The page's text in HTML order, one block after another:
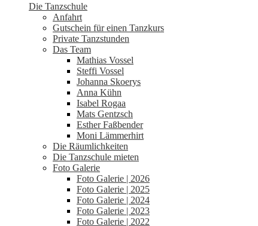
Die Tanzschule
Anfahrt
Gutschein für einen Tanzkurs
Private Tanzstunden
Das Team
Mathias Vossel
Steffi Vossel
Johanna Skoerys
Anna Kühn
Isabel Rogaa
Mats Gentzsch
Esther Faßbender
Moni Lämmerhirt
Die Räumlichkeiten
Die Tanzschule mieten
Foto Galerie
Foto Galerie | 2026
Foto Galerie | 2025
Foto Galerie | 2024
Foto Galerie | 2023
Foto Galerie | 2022